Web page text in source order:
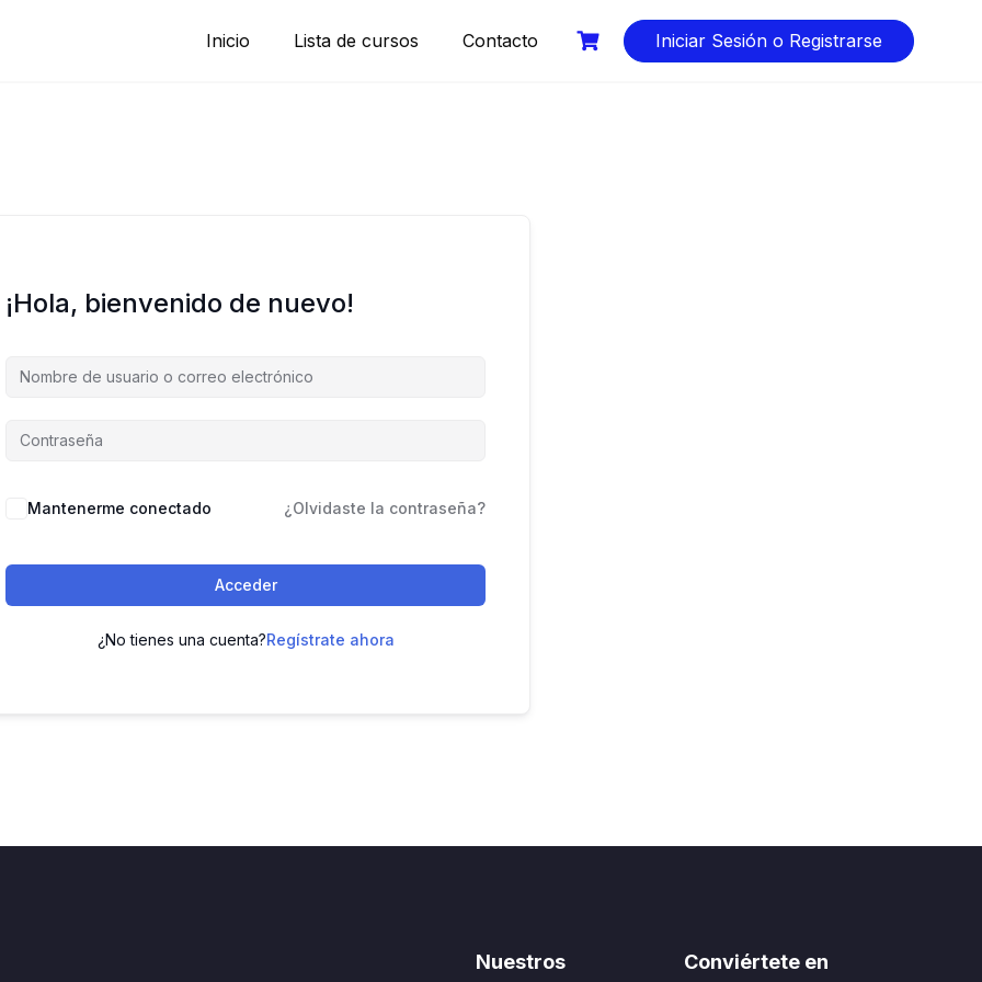
Inicio Lista de cursos Contacto Iniciar Sesión o Registrarse
¡Hola, bienvenido de nuevo!
Mantenerme conectado ¿Olvidaste la contraseña?
Acceder
¿No tienes una cuenta?Regístrate ahora
Nuestros Conviértete en